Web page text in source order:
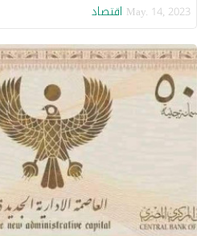
May. 14, 2023 اقتصاد